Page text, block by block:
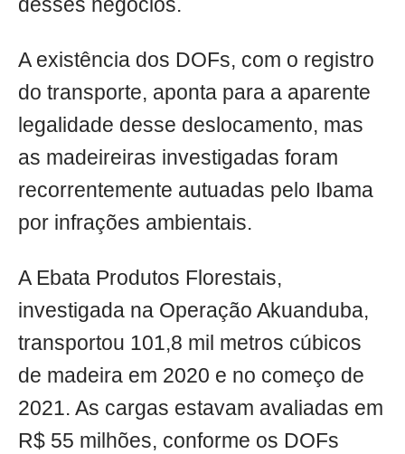
desses negócios.
A existência dos DOFs, com o registro
do transporte, aponta para a aparente
legalidade desse deslocamento, mas
as madeireiras investigadas foram
recorrentemente autuadas pelo Ibama
por infrações ambientais.
A Ebata Produtos Florestais,
investigada na Operação Akuanduba,
transportou 101,8 mil metros cúbicos
de madeira em 2020 e no começo de
2021. As cargas estavam avaliadas em
R$ 55 milhões, conforme os DOFs